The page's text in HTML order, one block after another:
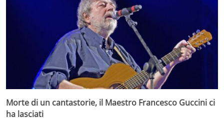
Morte di un cantastorie, il Maestro Francesco Guccini ci
ha lasciati